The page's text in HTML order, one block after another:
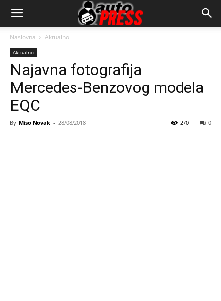
AutopressHR
Naslovna Aktualno
Aktualno
Najavna fotografija
Mercedes-Benzovog modela
EQC
By Miso Novak - 28/08/2018 0
270